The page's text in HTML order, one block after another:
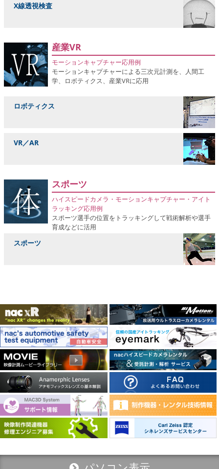
X線透視検査
産業VR
モーションキャプチャー応用例
モーションキャプチャーによる三次元計測を、人間工
学、ロボティクス、産業VRに応用
ロボティクス
VR／AR
スポーツ
ハイスピードカメラ・モーションキャプチャー・アイト
ラッキング応用例
スポーツ選手の位置をトラッキングして戦術解析や選手
育成などに活用
スポーツ